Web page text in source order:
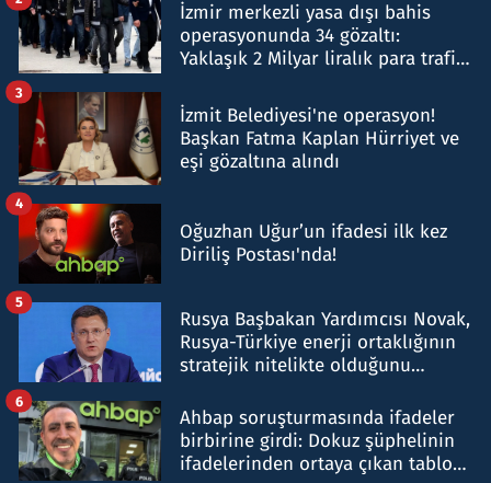
İzmir merkezli yasa dışı bahis
operasyonunda 34 gözaltı:
Yaklaşık 2 Milyar liralık para trafiği
İzmit Belediyesi'ne operasyon!
Başkan Fatma Kaplan Hürriyet ve
eşi gözaltına alındı
3
Oğuzhan Uğur’un ifadesi ilk kez
Diriliş Postası'nda!
4
Rusya Başbakan Yardımcısı Novak,
Rusya-Türkiye enerji ortaklığının
stratejik nitelikte olduğunu
5
Ahbap soruşturmasında ifadeler
birbirine girdi: Dokuz şüphelinin
ifadelerinden ortaya çıkan tablo
6